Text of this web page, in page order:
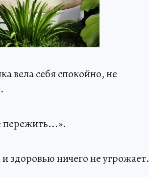
вела себя спокойно, не
пережить...».
здоровью ничего не угрожает.